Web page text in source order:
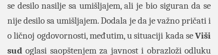
se desilo nasilje sa umišljajem, ali je bio siguran da se
nije desilo sa umišljajem. Dodala je da je važno pričati i
o ličnoj ogdovornosti, međutim, u situaciji kada seViši
sud oglasi saopštenjem za javnost i obrazloži odluku